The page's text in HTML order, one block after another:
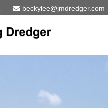
beckylee@jmdredger.com